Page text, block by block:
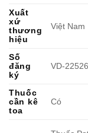
Xuất
xứ
thương
hiệu
Việt Nam
Số
đăng
ký
VD-
Thuốc
cần kê
toa
Có